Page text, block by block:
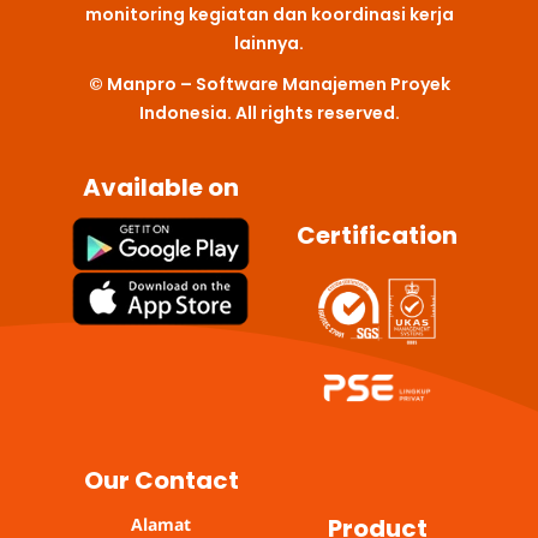
o
r
i
n
e
p
monitoring kegiatan dan koordinasi kerja
lainnya.
© Manpro – Software Manajemen Proyek
Indonesia. All rights reserved.
Available on
Certification
Our Contact
Alamat Product